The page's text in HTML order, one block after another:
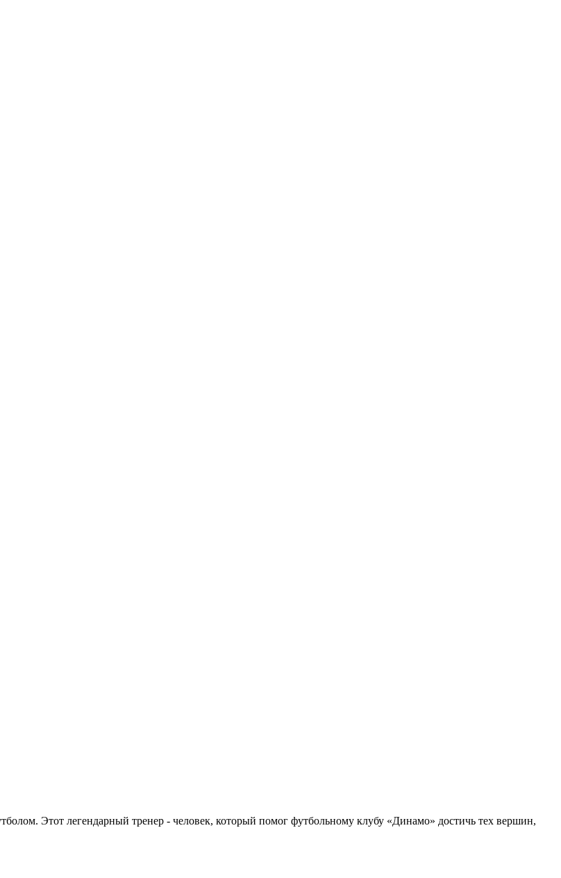
Этот легендарный тренер - человек, который помог футбольному клубу «Динамо» достичь тех вершин,